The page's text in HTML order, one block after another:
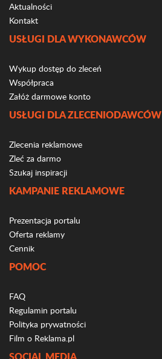
Aktualności
Kontakt
USŁUGI DLA WYKONAWCÓW
Wykup dostęp do zleceń
Współpraca
Załóż darmowe konto
USŁUGI DLA ZLECENIODAWCÓW
Zlecenia reklamowe
Zleć za darmo
Szukaj inspiracji
KAMPANIE REKLAMOWE
Prezentacja portalu
Oferta reklamy
Cennik
POMOC
FAQ
Regulamin portalu
Polityka prywatności
Film o Reklama.pl